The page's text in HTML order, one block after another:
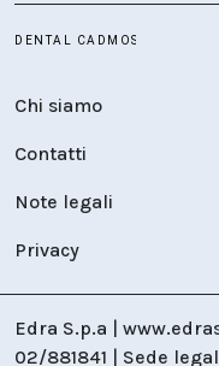
Chi siamo
Contatti
Note legali
Privacy
Edra S.p.a |
02/881841 | Sede